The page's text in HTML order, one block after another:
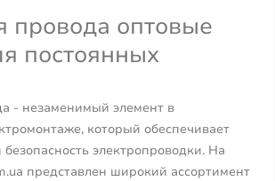
провода оптовые
постоянных
- незаменимый элемент в
который обеспечивает
электропроводки. На
представлен широкий ассортимент